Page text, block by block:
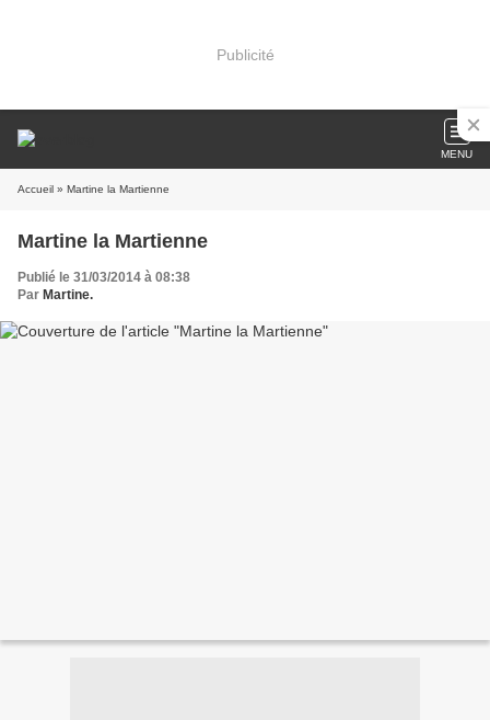
Publicité
MENU
Accueil » Martine la Martienne
Martine la Martienne
Publié le 31/03/2014 à 08:38
Par Martine.